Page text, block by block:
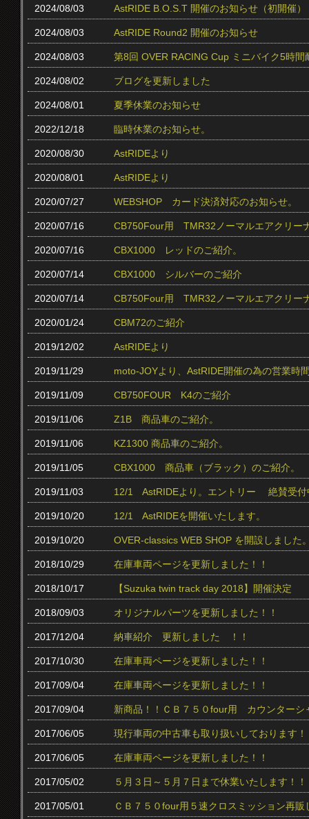
2024/08/03 AstRIDE B.O.S.T 開催のお知らせ（初開催）
2024/08/03 AstRIDE Round2 開催のお知らせ
2024/08/03 第8回 OVER RACING Cup ミニバイク5時
2024/08/02 ブログを更新しました
2024/08/01 夏季休業のお知らせ
2022/12/18 臨時休業のお知らせ。
2020/08/30 AstRIDEより
2020/08/01 AstRIDEより
2020/07/27 WEBSHOP カード決済対応のお知らせ。
2020/07/16 CB750Four用 TMR32ノーマルエアクリー
2020/07/16 CBX1000 レッドのご紹介。
2020/07/14 CBX1000 シルバーのご紹介
2020/07/14 CB750Four用 TMR32ノーマルエアクリー
2020/01/24 CBM72のご紹介
2019/12/02 AstRIDEより
2019/11/29 moto-JOYより、AstRIDE開催の為の営業時
2019/11/09 CB750FOUR K4のご紹介
2019/11/06 Z1B 商品車のご紹介。
2019/11/06 KZ1300 商品車のご紹介。
2019/11/05 CBX1000 商品車（ブラック）のご紹介。
2019/11/03 12/1 AstRIDEより。エントリー 絶賛受付
2019/10/20 12/1 AstRIDEを開催いたします。
2019/10/20 OVER-classics WEB SHOP を開設しました
2018/10/29 在庫車両ページを更新しました！！
2018/10/17 【Suzuka twin track day 2018】開催決定
2018/09/03 オリジナルパーツを更新しました！！
2017/12/04 納車紹介 更新しました ！！
2017/10/30 在庫車両ページを更新しました！！
2017/09/04 在庫車両ページを更新しました！！
2017/09/04 新商品！！ＣＢ７５０four用 カウンター
2017/06/05 現行車両の中古車も取り扱いしております！
2017/06/05 在庫車両ページを更新しました！！
2017/05/02 ５月３日～５月７日まで休業いたします！！
2017/05/01 ＣＢ７５０four用５速クロスミッション再販